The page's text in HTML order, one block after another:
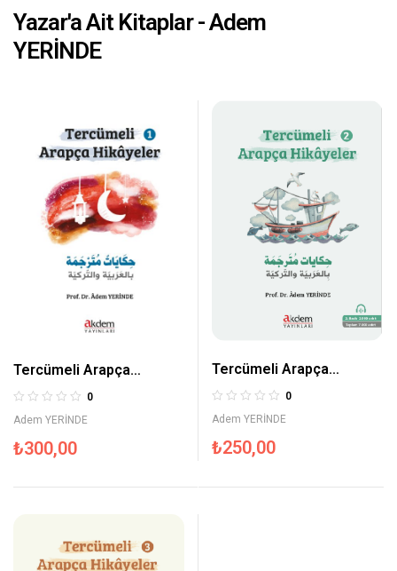
Yazar'a Ait Kitaplar - Adem
YERİNDE
Tercümeli Arapça
Hikayeler 1 0
Adem YERİNDE
₺300,00
Tercümeli Arapça
Hikayeler 2 0
Adem YERİNDE
₺250,00